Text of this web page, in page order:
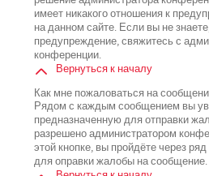
имеет никакого отношения к
на данном сайте. Если вы не
предупреждение, свяжитесь с
конференции.
Вернуться к началу
Как мне пожаловаться на
Рядом с каждым сообщением вы
предназначенную для отправки
разрешено администратором
этой кнопке, вы пройдёте через
для оправки жалобы на сообщение.